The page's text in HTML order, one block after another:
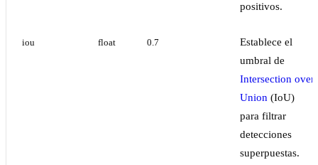
positivos.
iou float 0.7
Establece el
umbral de
Intersection over
Union (IoU)
para filtrar
detecciones
superpuestas.